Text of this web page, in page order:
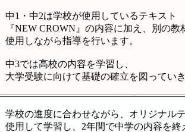
中1・中2は学校が使用しているテキスト
『NEW CROWN』の内容に加え、別の教
使用しながら指導を行います。
中3では高校の内容を学習し、
大学受験に向けて基礎の確立を図ってい
学校の進度に合わせながら、オリジナル
使用して学習し、2年間で中学の内容を終